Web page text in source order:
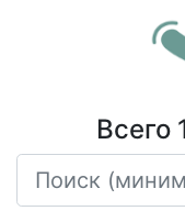
Всего